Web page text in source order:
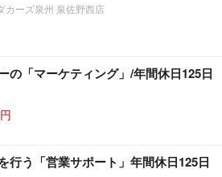
カーズ泉州 泉佐野西店
の「マーケティング」/年間休日125日
行う「営業サポート」年間休日125日